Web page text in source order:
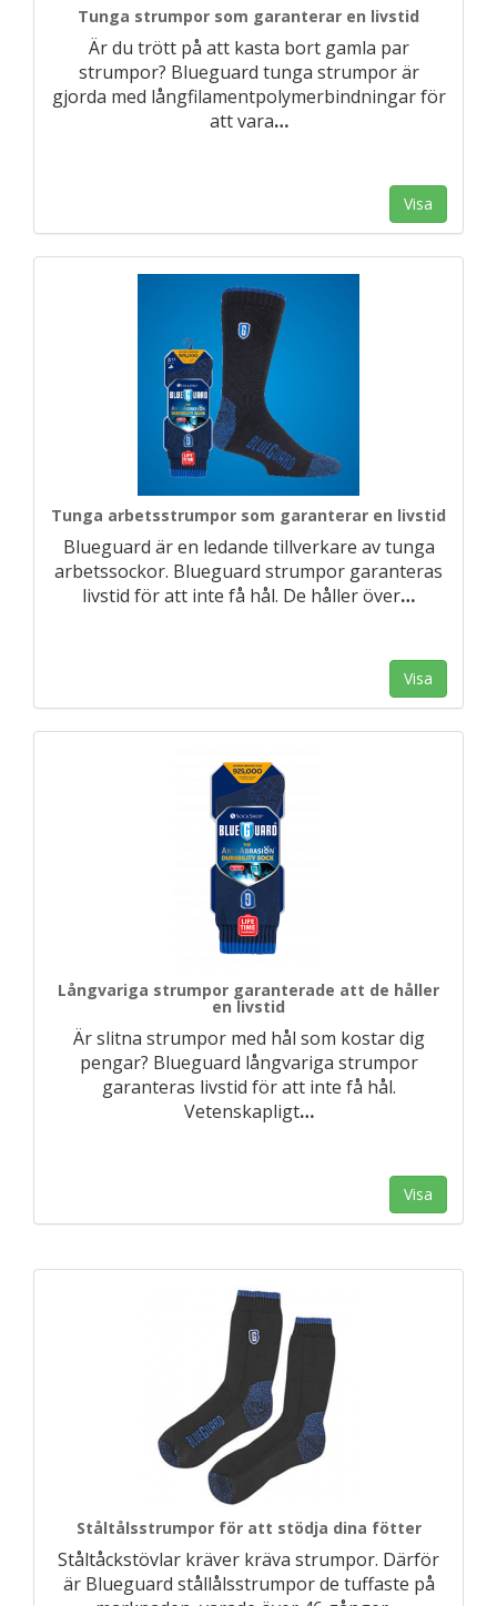
Tunga strumpor som garanterar en livstid
Är du trött på att kasta bort gamla par
strumpor? Blueguard tunga strumpor är
gjorda med långfilamentpolymerbindningar för
att vara…
Visa
Tunga arbetsstrumpor som garanterar en livstid
Blueguard är en ledande tillverkare av tunga
arbetssockor. Blueguard strumpor garanteras
livstid för att inte få hål. De håller över…
Visa
Långvariga strumpor garanterade att de håller
en livstid
Är slitna strumpor med hål som kostar dig
pengar? Blueguard långvariga strumpor
garanteras livstid för att inte få hål.
Vetenskapligt…
Visa
Ståltålsstrumpor för att stödja dina fötter
Ståltåckstövlar kräver kräva strumpor. Därför
är Blueguard stållålsstrumpor de tuffaste på